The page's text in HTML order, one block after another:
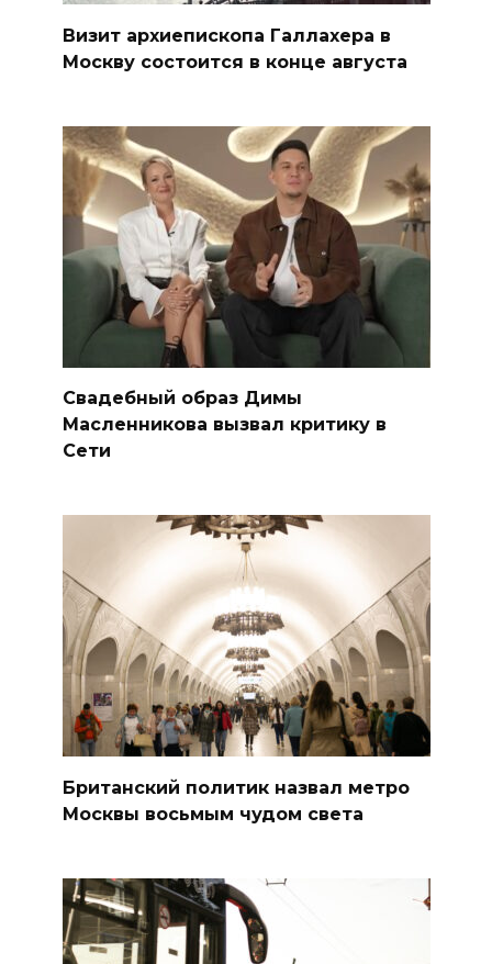
Визит архиепископа Галлахера в
Москву состоится в конце августа
Свадебный образ Димы
Масленникова вызвал критику в
Сети
Британский политик назвал метро
Москвы восьмым чудом света